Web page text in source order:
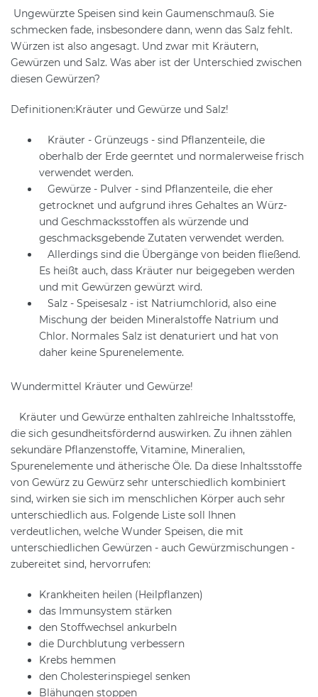
Ungewürzte Speisen sind kein Gaumenschmauß. Sie
schmecken fade, insbesondere dann, wenn das Salz fehlt.
Würzen ist also angesagt. Und zwar mit Kräutern,
Gewürzen und Salz. Was aber ist der Unterschied zwischen
diesen Gewürzen?
Definitionen:Kräuter und Gewürze und Salz!
Kräuter - Grünzeugs - sind Pflanzenteile, die
oberhalb der Erde geerntet und normalerweise frisch
verwendet werden.
Gewürze - Pulver - sind Pflanzenteile, die eher
getrocknet und aufgrund ihres Gehaltes an Würz-
und Geschmacksstoffen als würzende und
geschmacksgebende Zutaten verwendet werden.
Allerdings sind die Übergänge von beiden fließend.
Es heißt auch, dass Kräuter nur beigegeben werden
und mit Gewürzen gewürzt wird.
Salz - Speisesalz - ist Natriumchlorid, also eine
Mischung der beiden Mineralstoffe Natrium und
Chlor. Normales Salz ist denaturiert und hat von
daher keine Spurenelemente.
Wundermittel Kräuter und Gewürze!
Kräuter und Gewürze enthalten zahlreiche Inhaltsstoffe,
die sich gesundheitsfördernd auswirken. Zu ihnen zählen
sekundäre Pflanzenstoffe, Vitamine, Mineralien,
Spurenelemente und ätherische Öle. Da diese Inhaltsstoffe
von Gewürz zu Gewürz sehr unterschiedlich kombiniert
sind, wirken sie sich im menschlichen Körper auch sehr
unterschiedlich aus. Folgende Liste soll Ihnen
verdeutlichen, welche Wunder Speisen, die mit
unterschiedlichen Gewürzen - auch Gewürzmischungen -
zubereitet sind, hervorrufen:
Krankheiten heilen (Heilpflanzen)
das Immunsystem stärken
den Stoffwechsel ankurbeln
die Durchblutung verbessern
Krebs hemmen
den Cholesterinspiegel senken
Blähungen stoppen